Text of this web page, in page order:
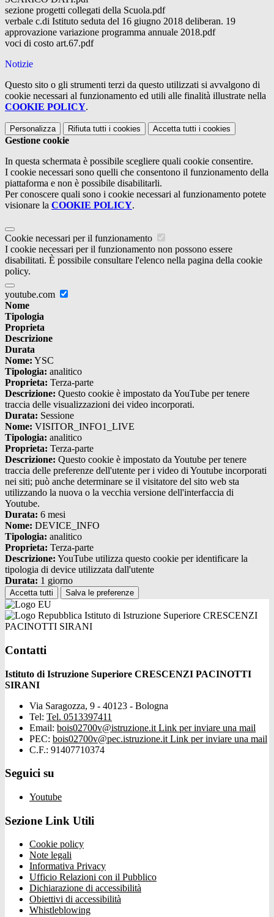
sezione progetti collegati della Scuola.pdf
verbale c.di Istituto seduta del 16 giugno 2018 deliberan. 19
approvazione variazione programma annuale 2018.pdf
voci di costo art.67.pdf
Notizie
Questo sito o gli strumenti terzi da questo utilizzati si avvalgono di
cookie necessari al funzionamento ed utili alle finalità illustrate nella
COOKIE POLICY.
Personalizza Rifiuta tutti i cookies Accetta tutti i cookies
Gestione cookie
In questa schermata è possibile scegliere quali cookie consentire.
I cookie necessari sono quelli che consentono il funzionamento della
piattaforma e non è possibile disabilitarli.
Per conoscere quali sono i cookie necessari al funzionamento potete
visionare la COOKIE POLICY.
Cookie necessari per il funzionamento
I cookie necessari per il funzionamento non possono essere
disabilitati. È possibile consultare l'elenco nella pagina della cookie
policy.
youtube.com
Nome
Tipologia
Proprieta
Descrizione
Durata
Nome: YSC
Tipologia: analitico
Proprieta: Terza-parte
Descrizione: Questo cookie è impostato da YouTube per tenere
traccia delle visualizzazioni dei video incorporati.
Durata: Sessione
Nome: VISITOR_INFO1_LIVE
Tipologia: analitico
Proprieta: Terza-parte
Descrizione: Questo cookie è impostato da Youtube per tenere
traccia delle preferenze dell'utente per i video di Youtube incorporati
nei siti; può anche determinare se il visitatore del sito web sta
utilizzando la nuova o la vecchia versione dell'interfaccia di
Youtube.
Durata: 6 mesi
Nome: DEVICE_INFO
Tipologia: analitico
Proprieta: Terza-parte
Descrizione: YouTube utilizza questo cookie per identificare la
tipologia di device utilizzata dall'utente
Durata: 1 giorno
Accetta tutti Salva le preferenze
Istituto di Istruzione Superiore CRESCENZI
PACINOTTI SIRANI
Contatti
Istituto di Istruzione Superiore CRESCENZI PACINOTTI
SIRANI
Via Saragozza, 9 - 40123 - Bologna
Tel: Tel. 0513397411
Email: bois02700v@istruzione.it Link per inviare una mail
PEC: bois02700v@pec.istruzione.it Link per inviare una mail
C.F.: 91407710374
Seguici su
Youtube
Sezione Link Utili
Cookie policy
Note legali
Informativa Privacy
Ufficio Relazioni con il Pubblico
Dichiarazione di accessibilità
Obiettivi di accessibilità
Whistleblowing